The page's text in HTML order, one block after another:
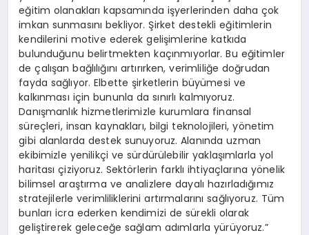
eğitim olanakları kapsamında işyerlerinden daha çok
imkan sunmasını bekliyor. Şirket destekli eğitimlerin
kendilerini motive ederek gelişimlerine katkıda
bulunduğunu belirtmekten kaçınmıyorlar. Bu eğitimler
de çalışan bağlılığını artırırken, verimliliğe doğrudan
fayda sağlıyor. Elbette şirketlerin büyümesi ve
kalkınması için bununla da sınırlı kalmıyoruz.
Danışmanlık hizmetlerimizle kurumlara finansal
süreçleri, insan kaynakları, bilgi teknolojileri, yönetim
gibi alanlarda destek sunuyoruz. Alanında uzman
ekibimizle yenilikçi ve sürdürülebilir yaklaşımlarla yol
haritası çiziyoruz. Sektörlerin farklı ihtiyaçlarına yönelik
bilimsel araştırma ve analizlere dayalı hazırladığımız
stratejilerle verimliliklerini artırmalarını sağlıyoruz. Tüm
bunları icra ederken kendimizi de sürekli olarak
geliştirerek geleceğe sağlam adımlarla yürüyoruz.”